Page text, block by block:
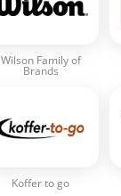
Wilson Family of
Brands
Koffer to go